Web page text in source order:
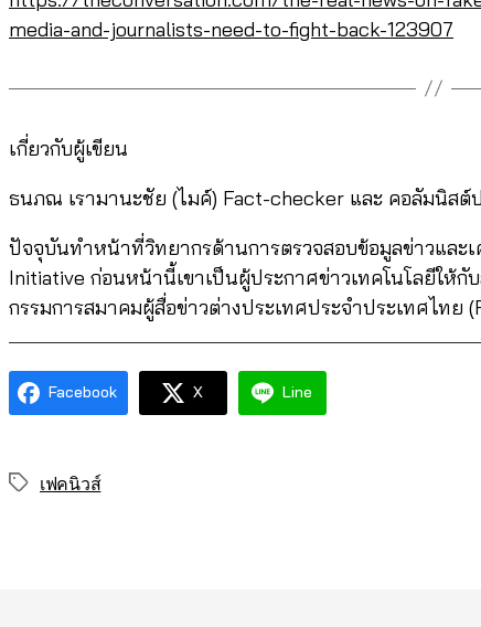
media-and-journalists-need-to-fight-back-123907
เกี่ยวกับผู้เขียน
ธนภณ เรามานะชัย (ไมค์) Fact-checker และ คอลัมนิสต์
ปัจจุบันทำหน้าที่วิทยากรด้านการตรวจสอบข้อมูลข่าวและ
Initiative ก่อนหน้านี้เขาเป็นผู้ประกาศข่าวเทคโนโลยีให้
กรรมการสมาคมผู้สื่อข่าวต่างประเทศประจำประเทศไทย
Facebook X Line
Tagsเฟคนิวส์